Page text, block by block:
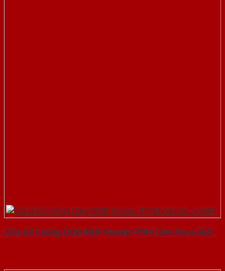
Cửa Gỗ Chống Cháy MDF Veneer P1R4 Căm Xe-a-SGD